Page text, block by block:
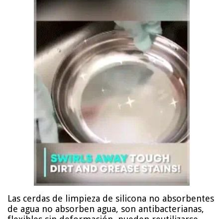
Las cerdas de limpieza de silicona no absorbentes
de agua no absorben agua, son antibacterianas,